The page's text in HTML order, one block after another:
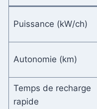
Puissance (kW/ch)
Autonomie (km)
Temps de recharge
rapide